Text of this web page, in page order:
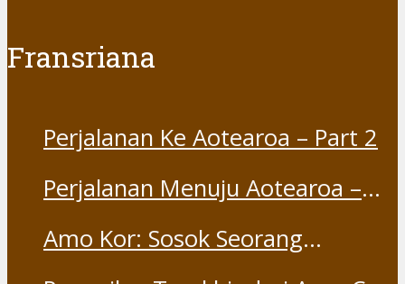
Fransriana
Perjalanan Ke Aotearoa – Part 2
Perjalanan Menuju Aotearoa –
Amo Kor: Sosok Seorang